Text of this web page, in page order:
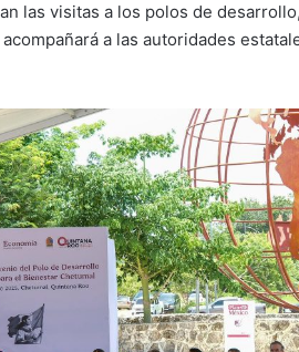
las visitas a los polos de
a las autoridades